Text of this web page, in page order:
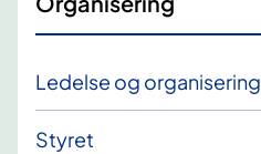
Ledelse og organisering
Styret